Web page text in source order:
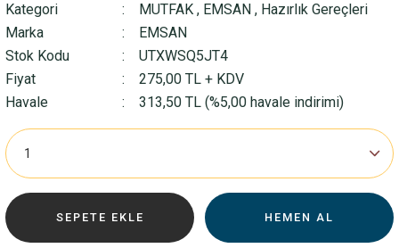
Kategori MUTFAK , EMSAN , Hazırlık Gereçleri
Marka
EMSAN
Stok Kodu
UTXWSQ5JT4
Fiyat
275,00 TL + KDV
Havale
313,50 TL (%5,00 havale indirimi)
SEPETE EKLE HEMEN AL